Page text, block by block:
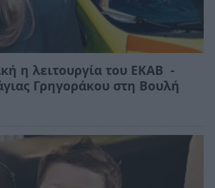
η λειτουργία του ΕΚΑΒ -
Γρηγοράκου στη Βουλή